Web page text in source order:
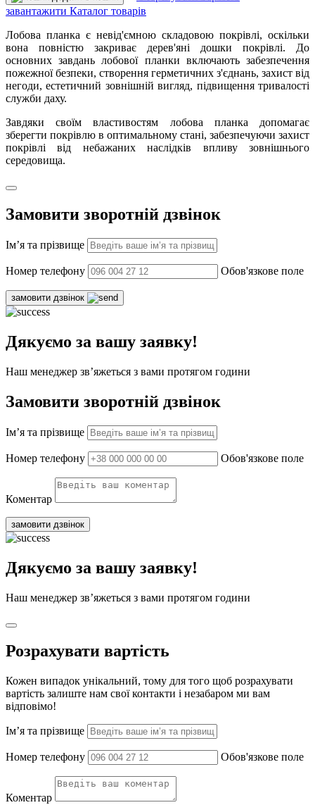
завантажити Каталог товарів
Лобова планка є невід'ємною складовою покрівлі, оскільки
вона повністю закриває дерев'яні дошки покрівлі. До
основних завдань лобової планки включають забезпечення
пожежної безпеки, створення герметичних з'єднань, захист від
негоди, естетичний зовнішній вигляд, підвищення тривалості
служби даху.
Завдяки своїм властивостям лобова планка допомагає
зберегти покрівлю в оптимальному стані, забезпечуючи захист
покрівлі від небажаних наслідків впливу зовнішнього
середовища.
Замовити зворотній дзвінок
Ім’я та прізвище
Номер телефону Обов'язкове поле
замовити дзвінок
Дякуємо за вашу заявку!
Наш менеджер зв’яжеться з вами протягом години
Замовити зворотній дзвінок
Ім’я та прізвище
Номер телефону Обов'язкове поле
Коментар
замовити дзвінок
Дякуємо за вашу заявку!
Наш менеджер зв’яжеться з вами протягом години
Розрахувати вартість
Кожен випадок унікальний, тому для того щоб розрахувати
вартість залиште нам свої контакти і незабаром ми вам
відповімо!
Ім’я та прізвище
Номер телефону Обов'язкове поле
Коментар